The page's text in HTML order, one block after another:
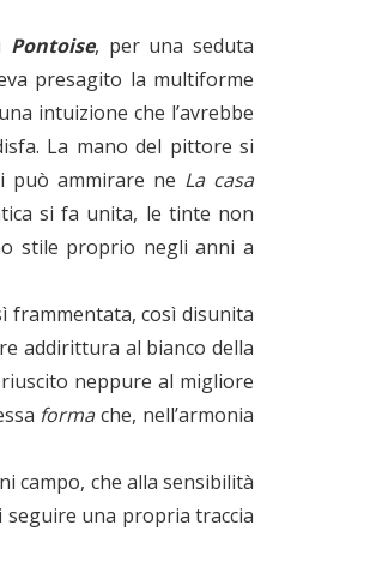
Pontoise, per una seduta
presagito la multiforme
intuizione che l’avrebbe
La mano del pittore si
può ammirare ne La casa
si fa unita, le tinte non
stile proprio negli anni a
frammentata, così disunita
addirittura al bianco della
neppure al migliore
formache, nell’armonia
campo, che alla sensibilità
una propria traccia